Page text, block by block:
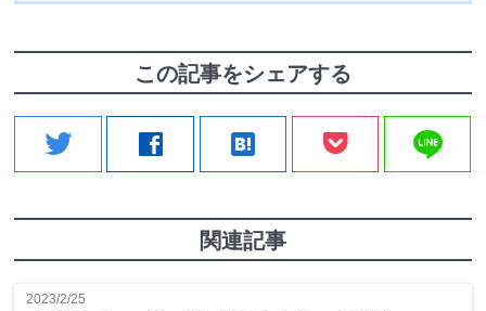
この記事をシェアする
twitter facebook hatenabookmark line
関連記事
2023/2/25